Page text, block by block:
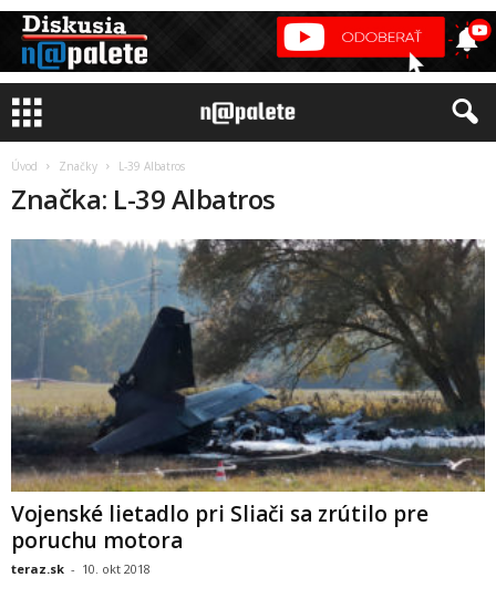
Úvod Značky L-39 Albatros
Značka: L-39 Albatros
Vojenské lietadlo pri Sliači sa zrútilo pre
poruchu motora
teraz.sk - 10. okt 2018